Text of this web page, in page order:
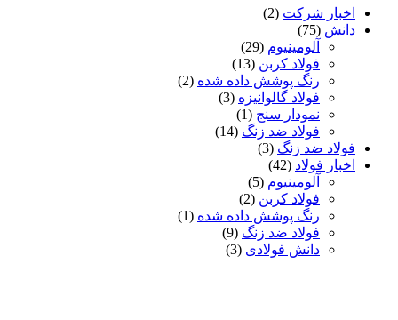
اخبار شرکت (2)
دانش (75)
آلومینیوم (29)
فولاد کربن (13)
رنگ پوشش داده شده (2)
فولاد گالوانیزه (3)
نمودار سنج (1)
فولاد ضد زنگ (14)
فولاد ضد زنگ (3)
اخبار فولاد (42)
آلومینیوم (5)
فولاد کربن (2)
رنگ پوشش داده شده (1)
فولاد ضد زنگ (9)
دانش فولادی (3)